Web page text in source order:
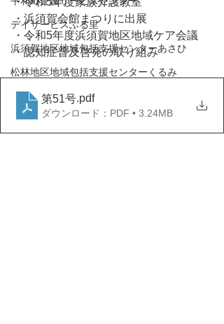
デイサービスふる里
浜須賀地区地域包括支援センターあさひ
松林地区地域包括支援センターくるみ
・浜須賀会館まつりに出展
・令和5年度浜須賀地区地域ケア会議
・認知症普及啓発の取り組み
第51号.pdf
ダウンロード：PDF • 3.24MB